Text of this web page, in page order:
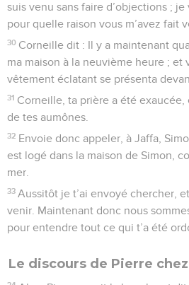
suis venu sans faire d’objections ;
pour quelle raison vous m’avez fait
30 Corneille dit : Il y a maintenant
ma maison à la neuvième heure ; et
vêtement éclatant se présenta
31 Corneille, ta prière a été exaucée,
de tes aumônes.
32 Envoie donc appeler, à Jaffa,
est logé dans la maison de Simon,
mer.
33 Aussitôt je t’ai envoyé chercher,
venir. Maintenant donc nous
pour entendre tout ce qui t’a été
Le discours de Pierre